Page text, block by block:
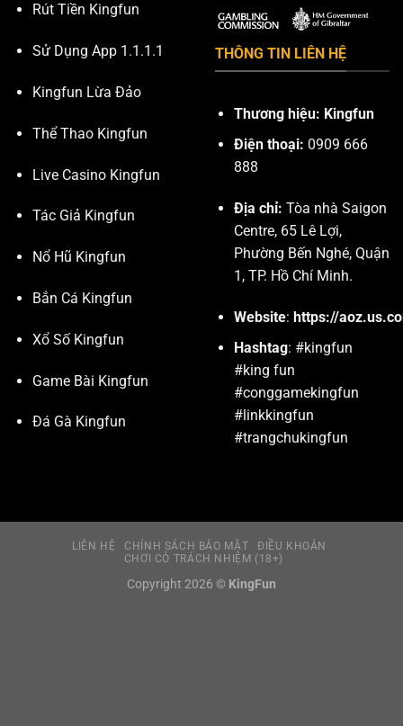
Rút Tiền Kingfun
Sử Dụng App 1.1.1.1
Kingfun Lừa Đảo
Thể Thao Kingfun
Live Casino Kingfun
Tác Giả Kingfun
Nổ Hũ Kingfun
Bắn Cá Kingfun
Xổ Số Kingfun
Game Bài Kingfun
Đá Gà Kingfun
THÔNG TIN LIÊN HỆ
Thương hiệu: Kingfun
Điện thoại: 0909 666
888
Địa chỉ: Tòa nhà Saigon
Centre, 65 Lê Lợi,
Phường Bến Nghé, Quận
1, TP. Hồ Chí Minh.
Website: https://
Hashtag: #kingfun
#king fun
#conggamekingfun
#linkkingfun
#trangchukingfun
LIÊN HỆ CHÍNH SÁCH BẢO MẬT
ĐIỀU KHOẢN
CHƠI CÓ TRÁCH NHIỆM (18+)
Copyright 2026 © KingFun